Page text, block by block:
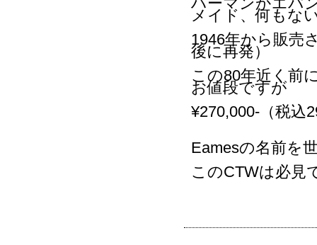
メイド、何もな
1946年から販売
後に再発）
この80年近く前
お値段ですが
¥270,000-（税込
Eamesの名前を
このCTWは必見